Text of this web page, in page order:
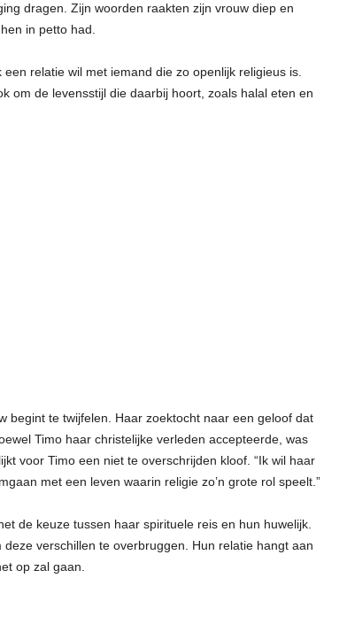
dragen. Zijn woorden raakten zijn vrouw diep en
in petto had.
relatie wil met iemand die zo openlijk religieus is.
om de levensstijl die daarbij hoort, zoals halal eten en
begint te twijfelen. Haar zoektocht naar een geloof dat
Timo haar christelijke verleden accepteerde, was
voor Timo een niet te overschrijden kloof. “Ik wil haar
met een leven waarin religie zo’n grote rol speelt.”
de keuze tussen haar spirituele reis en hun huwelijk.
verschillen te overbruggen. Hun relatie hangt aan
op zal gaan.